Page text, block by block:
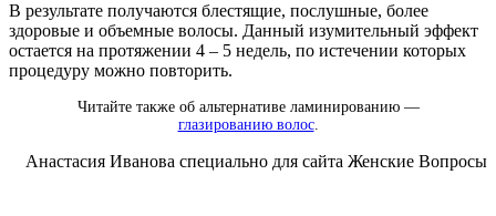
В результате получаются блестящие, послушные, более
здоровые и объемные волосы. Данный изумительный эффект
остается на протяжении 4 – 5 недель, по истечении которых
процедуру можно повторить.
Читайте также об альтернативе ламинированию —
глазированию волос.
Анастасия Иванова специально для сайта Женские Вопросы